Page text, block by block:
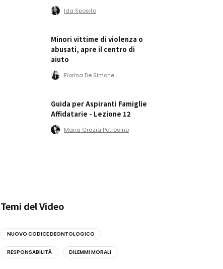
Ida Sposito
Minori vittime di violenza o
abusati, apre il centro di
aiuto
Fiorina De Simone
Guida per Aspiranti Famiglie
Affidatarie - Lezione 12
Maria Grazia Petrosino
Temi del Video
NUOVO CODICE DEONTOLOGICO
RESPONSABILITÀ DILEMMI MORALI